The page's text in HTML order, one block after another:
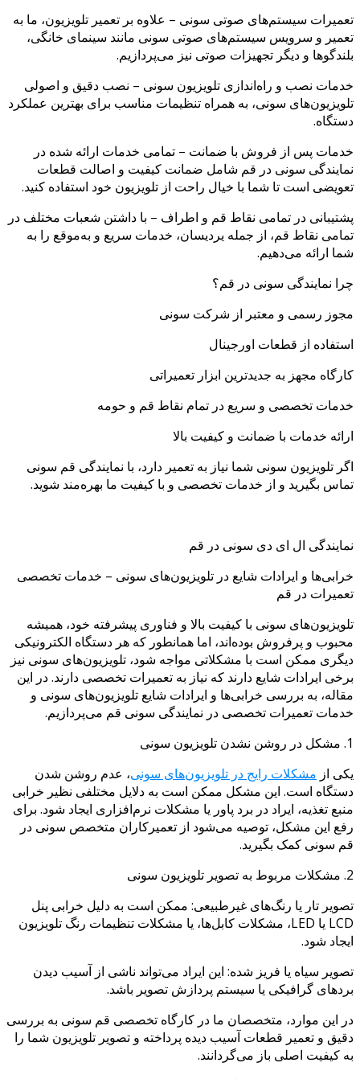
تعمیرات سیستم‌های صوتی سونی – علاوه بر تعمیر تلویزیون، ما به
تعمیر و سرویس سیستم‌های صوتی سونی مانند سینمای خانگی،
بلندگوها و دیگر تجهیزات صوتی نیز می‌پردازیم.
خدمات نصب و راه‌اندازی تلویزیون سونی – نصب دقیق و اصولی
تلویزیون‌های سونی، به همراه تنظیمات مناسب برای بهترین عملکرد
دستگاه.
خدمات پس از فروش با ضمانت – تمامی خدمات ارائه شده در
نمایندگی سونی در قم شامل ضمانت کیفیت و اصالت قطعات
تعویضی است تا شما با خیال راحت از تلویزیون خود استفاده کنید.
پشتیبانی در تمامی نقاط قم و اطراف – با داشتن شعبات مختلف در
تمامی نقاط قم، از جمله یردیسان، خدمات سریع و به‌موقع را به
شما ارائه می‌دهیم.
چرا نمایندگی سونی در قم؟
مجوز رسمی و معتبر از شرکت سونی
استفاده از قطعات اورجینال
کارگاه مجهز به جدیدترین ابزار تعمیراتی
خدمات تخصصی و سریع در تمام نقاط قم و حومه
ارائه خدمات با ضمانت و کیفیت بالا
اگر تلویزیون سونی شما نیاز به تعمیر دارد، با نمایندگی قم سونی
تماس بگیرید و از خدمات تخصصی و با کیفیت ما بهره‌مند شوید.
نمایندگی ال ای دی سونی در قم
خرابی‌ها و ایرادات شایع در تلویزیون‌های سونی – خدمات تخصصی
تعمیرات در قم
تلویزیون‌های سونی با کیفیت بالا و فناوری پیشرفته خود، همیشه
محبوب و پرفروش بوده‌اند، اما همانطور که هر دستگاه الکترونیکی
دیگری ممکن است با مشکلاتی مواجه شود، تلویزیون‌های سونی نیز
برخی ایرادات شایع دارند که نیاز به تعمیرات تخصصی دارند. در این
مقاله، به بررسی خرابی‌ها و ایرادات شایع تلویزیون‌های سونی و
خدمات تعمیرات تخصصی در نمایندگی سونی قم می‌پردازیم.
1. مشکل در روشن نشدن تلویزیون سونی
یکی از مشکلات رایج در تلویزیون‌های سونی، عدم روشن شدن
دستگاه است. این مشکل ممکن است به دلایل مختلفی نظیر خرابی
منبع تغذیه، ایراد در برد پاور یا مشکلات نرم‌افزاری ایجاد شود. برای
رفع این مشکل، توصیه می‌شود از تعمیرکاران متخصص سونی در
قم سونی کمک بگیرید.
2. مشکلات مربوط به تصویر تلویزیون سونی
تصویر تار یا رنگ‌های غیرطبیعی: ممکن است به دلیل خرابی پنل
LCD یا LED، مشکلات کابل‌ها، یا مشکلات تنظیمات رنگ تلویزیون
ایجاد شود.
تصویر سیاه یا فریز شده: این ایراد می‌تواند ناشی از آسیب دیدن
بردهای گرافیکی یا سیستم پردازش تصویر باشد.
در این موارد، متخصصان ما در کارگاه تخصصی قم سونی به بررسی
دقیق و تعمیر قطعات آسیب دیده پرداخته و تصویر تلویزیون شما را
به کیفیت اصلی باز می‌گردانند.